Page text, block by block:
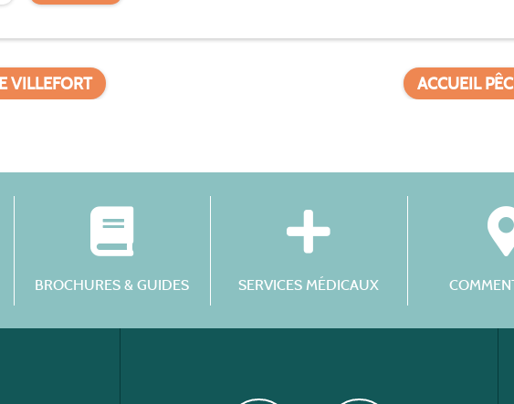
VILLEFORT ACCUEIL
BROCHURES & GUIDES SERVICES MÉDICAUX